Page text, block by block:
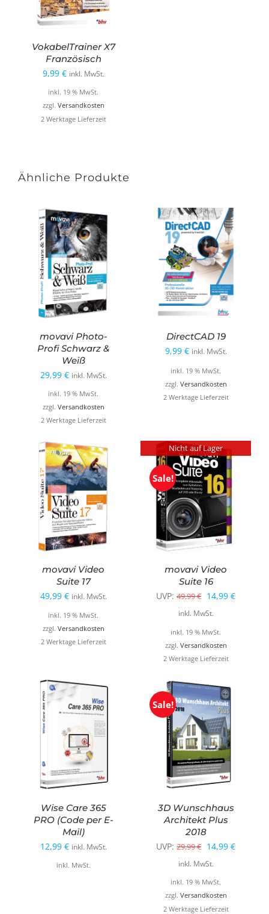
VokabelTrainer X7
Französisch
9,99 € inkl. MwSt.
inkl. 19 % MwSt.
zzgl. Versandkosten
2 Werktage Lieferzeit
Ähnliche Produkte
movavi Photo-
Profi Schwarz &
Weiß
29,99 € inkl. MwSt.
inkl. 19 % MwSt.
zzgl. Versandkosten
2 Werktage Lieferzeit
DirectCAD 19
9,99 € inkl. MwSt.
inkl. 19 % MwSt.
zzgl. Versandkosten
2 Werktage Lieferzeit
movavi Video
Suite 17
49,99 € inkl. MwSt.
inkl. 19 % MwSt.
zzgl. Versandkosten
2 Werktage Lieferzeit
Nicht auf Lager
Sale!
movavi Video
Suite 16
UVP: 49,99€ Ursprünglicher
Preis
war:
49,99 €
14,99 €
inkl. MwSt.
inkl. 19 % MwSt.
zzgl. Versandkosten
2 Werktage Lieferzeit
Wise Care 365
PRO (Code per E-
Mail)
12,99 € inkl. MwSt.
inkl. MwSt.
Sale!
3D Wunschhaus
Architekt Plus
2018
UVP: 29,99€ Ursprünglicher
Preis
war:
29,99 €
14,99 €
inkl. MwSt.
inkl. 19 % MwSt.
zzgl. Versandkosten
2 Werktage Lieferzeit